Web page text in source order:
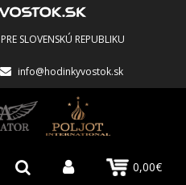
SLOVENSKÚ REPUBLIKU
info@hodinkyvostok.sk
0,00€